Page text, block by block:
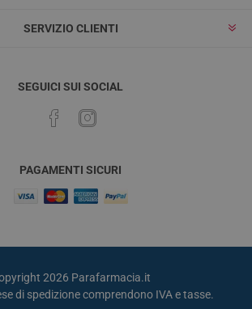
SERVIZIO CLIENTI
SEGUICI SUI SOCIAL
PAGAMENTI SICURI
2026 Parafarmacia.it
di spedizione comprendono IVA e tasse.